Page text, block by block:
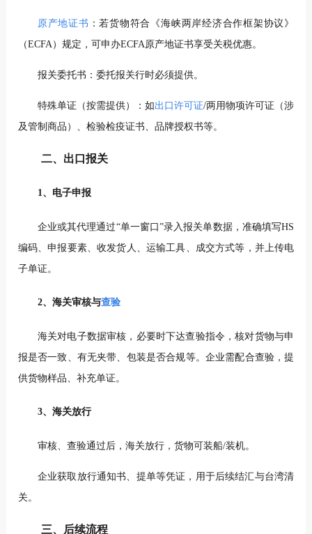
原产地证书 ：若货物符合《海峡两岸经济合作框架协议》
（ECFA）规定，可申办ECFA原产地证书享受关税优惠。
报关委托书：委托报关行时必须提供。
特殊单证（按需提供）：如出口许可证/两用物项许可证（涉
及管制商品）、检验检疫证书、品牌授权书等。
二、出口报关
1、电子申报
企业或其代理通过“单一窗口”录入报关单数据，准确填写HS
编码、申报要素、收发货人、运输工具、成交方式等，并上传电
子单证。
2、海关审核与查验
海关对电子数据审核，必要时下达查验指令，核对货物与申
报是否一致、有无夹带、包装是否合规等。企业需配合查验，提
供货物样品、补充单证。
3、海关放行
审核、查验通过后，海关放行，货物可装船/装机。
企业获取放行通知书、提单等凭证，用于后续结汇与台湾清
关。
三、后续流程